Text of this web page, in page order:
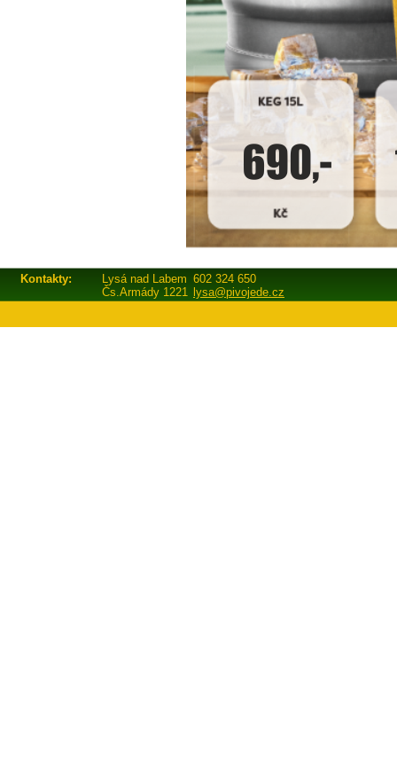
Kontakty: Lysá nad Labem 602 324 650
Čs.Armády 1221 lysa@pivojede.cz